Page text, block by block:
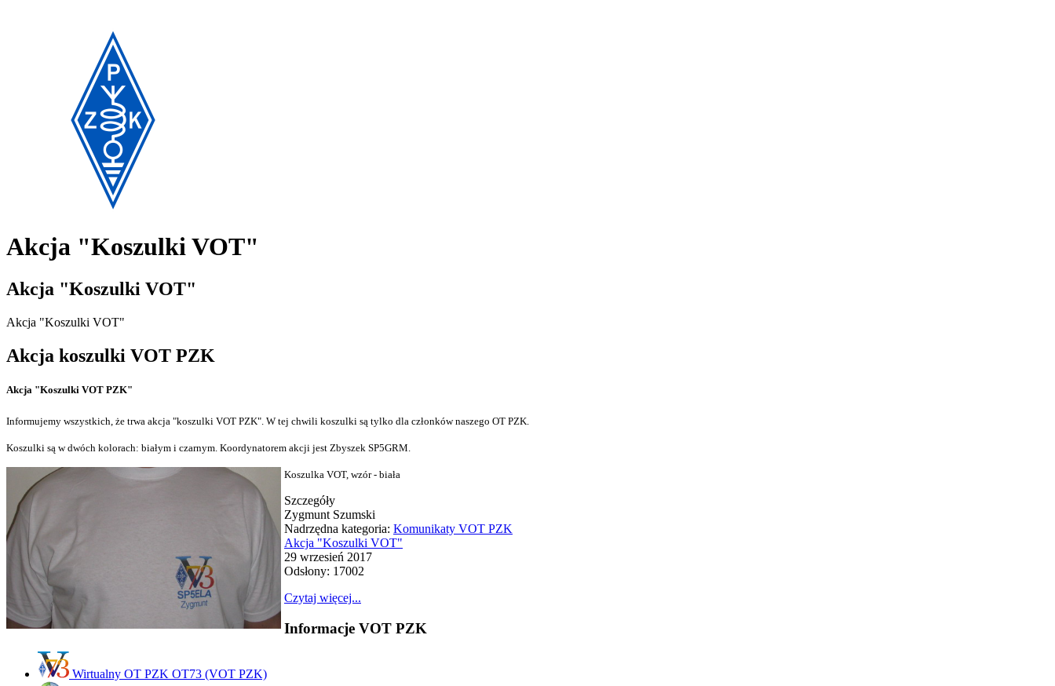
Akcja "Koszulki VOT"
Akcja "Koszulki VOT"
Akcja "Koszulki VOT"
Akcja koszulki VOT PZK
Akcja "Koszulki VOT PZK"
Informujemy wszystkich, że trwa akcja "koszulki VOT PZK". W tej chwili koszulki są tylko dla członków naszego OT PZK.
Koszulki są w dwóch kolorach: białym i czarnym. Koordynatorem akcji jest Zbyszek SP5GRM.
Koszulka VOT, wzór - biała
Szczegóły
Zygmunt Szumski
Nadrzędna kategoria: Komunikaty VOT PZK
Akcja "Koszulki VOT"
29 wrzesień 2017
Odsłony: 17002
Czytaj więcej...
Informacje VOT PZK
Wirtualny OT PZK OT73 (VOT PZK)